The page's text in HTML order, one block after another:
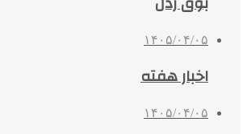
۱۴۰۵/۰۴/۰۵
اخبار هفته
۱۴۰۵/۰۴/۰۵